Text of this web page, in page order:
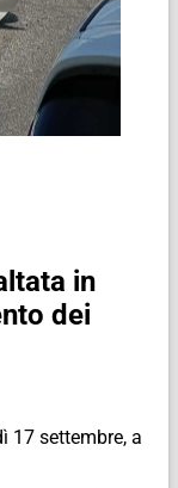
in
dei
17 settembre, a